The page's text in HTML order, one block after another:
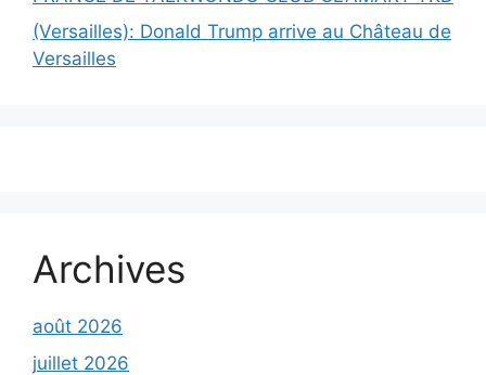
(Versailles): Donald Trump arrive au Château de
Versailles
Archives
août 2026
juillet 2026